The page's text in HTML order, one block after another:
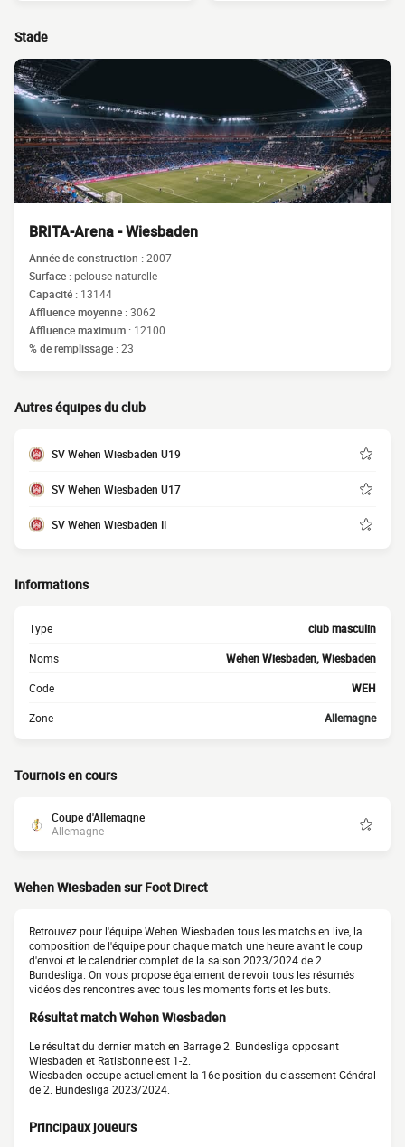
Stade
BRITA-Arena - Wiesbaden
Année de construction :2007
Surface :pelouse naturelle
Capacité : 13144
Affluence moyenne :3062
Affluence maximum : 12100
% de remplissage :23
Autres équipes du club
SV Wehen Wiesbaden U19
SV Wehen Wiesbaden U17
SV Wehen Wiesbaden II
Informations
Type club masculin
Noms Wehen Wiesbaden, Wiesbaden
Code WEH
Zone Allemagne
Tournois en cours
Coupe d'Allemagne
Allemagne
Wehen Wiesbaden sur Foot Direct
Retrouvez pour l'équipe Wehen Wiesbaden tous les matchs en live, la
composition de l'équipe pour chaque match une heure avant le coup
d'envoi et le calendrier complet de la saison 2023/2024 de 2.
Bundesliga. On vous propose également de revoir tous les résumés
vidéos des rencontres avec tous les moments forts et les buts.
Résultat match Wehen Wiesbaden
Le résultat du dernier match en Barrage 2. Bundesliga opposant
Wiesbaden et Ratisbonne est 1-2.
Wiesbaden occupe actuellement la 16e position du classement Général
de 2. Bundesliga 2023/2024.
Principaux joueurs